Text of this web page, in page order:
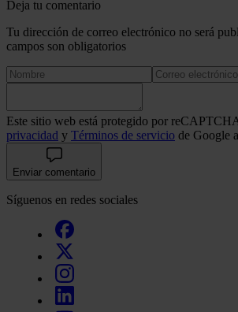
Deja tu comentario
Tu dirección de correo electrónico no será
campos son obligatorios
Este sitio web está protegido por
privacidad y Términos de servicio de Google
Enviar comentario
Síguenos en redes sociales